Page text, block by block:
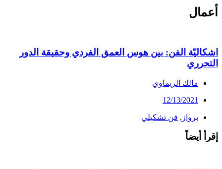
أعمال
اشكاليّة الفن: بين هوس العمق الفردي وحقيقة الدور
التحرري
مالك الريماوي
12/13/2021
برواز , فن تشكيلي
إقرأ أيضاً